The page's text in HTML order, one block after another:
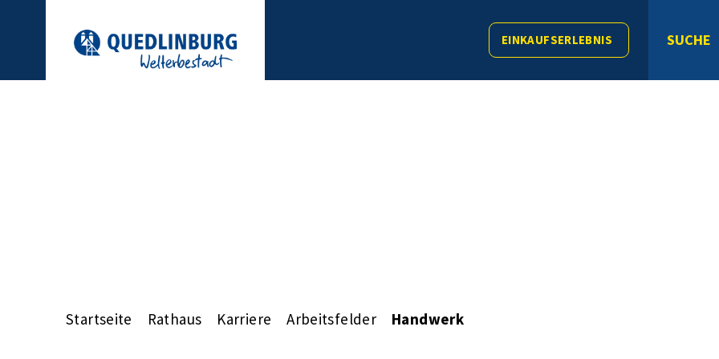
EINKAUFSERLEBNIS SUCHE
Startseite Rathaus Karriere Arbeitsfelder Handwerk